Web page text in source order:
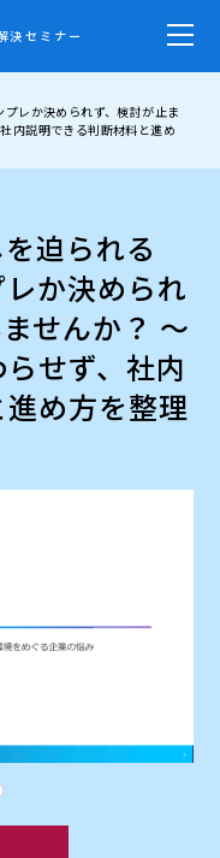
決セミナー
レか決められず、検討が止ま
内説明できる判断材料と進め
迫られる
か決められ
せんか？ ～
せず、社内
め方を整理